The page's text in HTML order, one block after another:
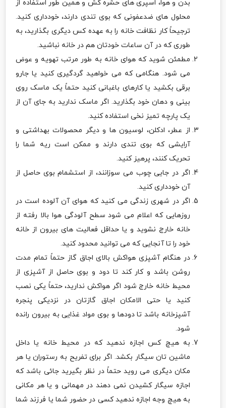
بدن و هوا، اسپری های حشره کش و همین طور استفاده از
محلول های ضدعفونی که بوی تندی دارند، خودداری کنید.
ترجیحاً کار نظافت خانه را به عهده کس دیگری بگذارید، به
طوری که در آن ساعات خودتان هم در خانه نباشید.
مطمئن شوید که هوای خانه به طور مرتب تهویه و عوض
می شود. هنگامی که می خواهید گردگیری کنید یا جارو
برقی بکشید یا کارهای باغبانی کنید حتماً یک ماسک روی
بینی و دهان خود بگذارید. اگر ماسک ندارید به جای آن از
یک پارچه تمیز نخی استفاده کنید.
از عطر، ادکلن، لوسیون ها و دیگر محصولات بهداشتی و
آرایشی که بوی تندی دارند و ممکن است ریه شما را
تحریک کنند، پرهیز کنید.
اگر در جایی چوب می سوزانند، از استشمام بوی حاصل از
آن خودداری کنید.
اگر در شهری زندگی می کنید که هوای آن آلوده است در
روزهایی که اعلام می شود سطح آلودگی هوا بالا رفته از
خانه خارج نشوید و یا حداقل فعالیت های بیرون از خانه
خود را تا آنجایی که می توانید محدود کنید.
در هنگام آشپزی هواکش بالای اجاق گاز حتماً تمام مدت
روشن باشد و کار کند تا دود و بوی حاصل از آشپزی از
محیط خانه خارج شود اگر هواکش ندارید، حتماً یکی نصب
کنید یا حتی الامکان اجاق گازتان در نزدیکی پنجره
آشپزخانه باشد تا دودها و بوی مواد غذایی به بیرون رانده
شود.
به هیچ کس اجازه ندهید که در محیط خانه یا داخل
ماشین تان سیگار بکشد. اگر برای تفریح به رستوران یا هر
مکان دیگری می روید حتماً در نظر بگیرید جائی باشد که
اجازه سیگار کشیدن نمی دهند در مهمانی و یا هر مکانی
به هیچ وجه اجازه ندهید کسی در حضور شما یا فرزند شما